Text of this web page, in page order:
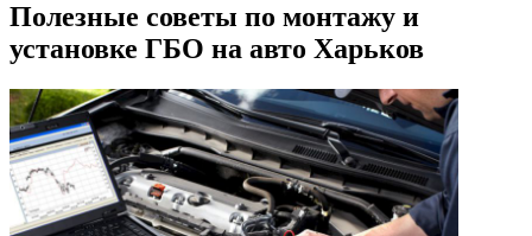
Полезные советы по монтажу и
установке ГБО на авто Харьков